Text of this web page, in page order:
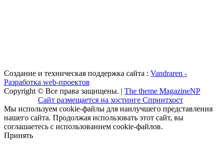
Создание и техническая поддержка сайта : Vandraren -
Разработка web-проектов
Copyright © Все права защищены. | The theme MagazineNP
Сайт размещается на хостинге Спринтхост
Мы используем cookie-файлы для наилучшего представления
нашего сайта. Продолжая использовать этот сайт, вы
соглашаетесь с использованием cookie-файлов.
Принять